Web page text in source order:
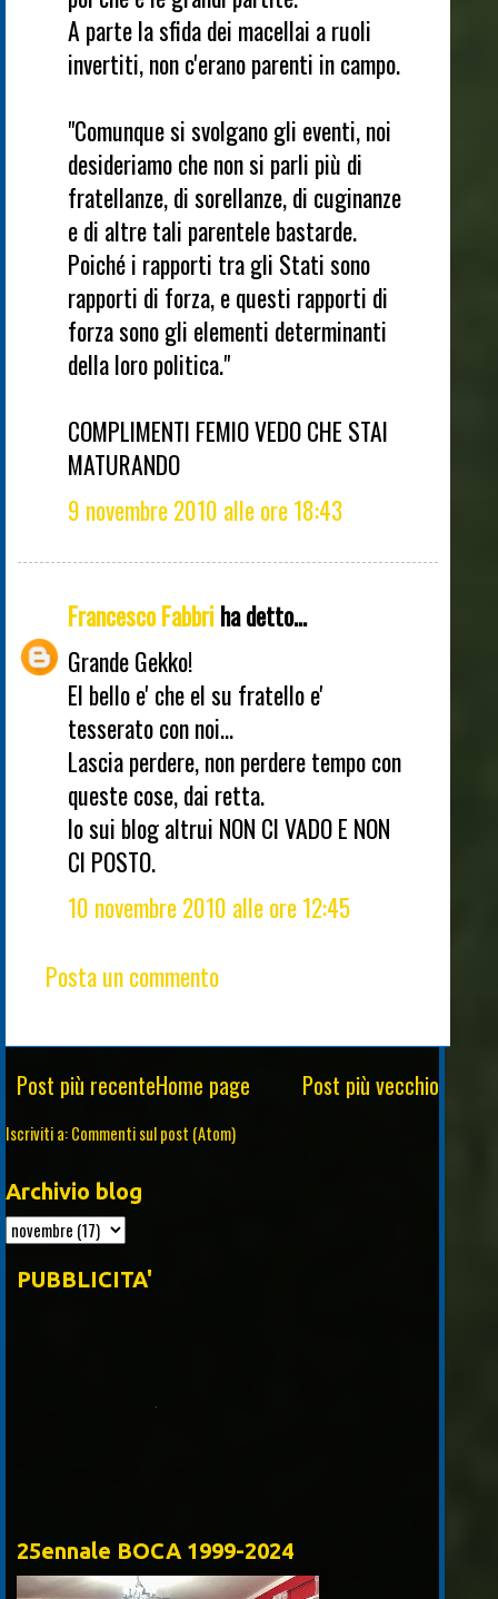
A parte la sfida dei macellai a ruoli
invertiti, non c'erano parenti in campo.
"Comunque si svolgano gli eventi, noi
desideriamo che non si parli più di
fratellanze, di sorellanze, di cuginanze
e di altre tali parentele bastarde.
Poiché i rapporti tra gli Stati sono
rapporti di forza, e questi rapporti di
forza sono gli elementi determinanti
della loro politica."
COMPLIMENTI FEMIO VEDO CHE STAI
MATURANDO
9 novembre 2010 alle ore 18:43
Francesco Fabbriha detto...
Grande Gekko!
El bello e' che el su fratello e'
tesserato con noi...
Lascia perdere, non perdere tempo con
queste cose, dai retta.
Io sui blog altrui NON CI VADO E NON
CI POSTO.
10 novembre 2010 alle ore 12:45
Posta un commento
Post più recente Post più vecchio
Home page
Iscriviti a:Commenti sul post (Atom)
Archivio blog
PUBBLICITA'
25ennale BOCA 1999-2024